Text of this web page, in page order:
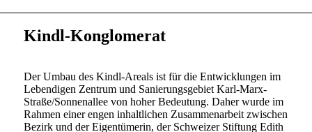
Kindl-Konglomerat
Der Umbau des Kindl-Areals ist für die Entwicklungen im
Lebendigen Zentrum und Sanierungsgebiet Karl-Marx-
Straße/Sonnenallee von hoher Bedeutung. Daher wurde im
Rahmen einer engen inhaltlichen Zusammenarbeit zwischen
Bezirk und der Eigentümerin, der Schweizer Stiftung Edith